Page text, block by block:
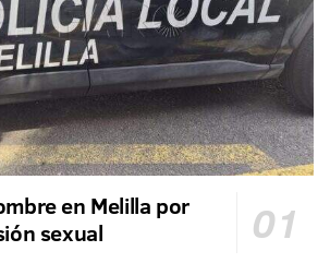
en Melilla por
sexual